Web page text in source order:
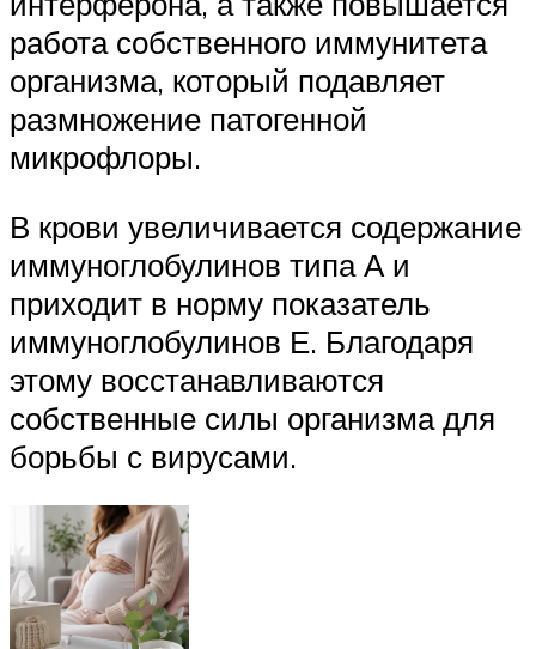
работа собственного иммунитета
организма, который подавляет
размножение патогенной
микрофлоры.
В крови увеличивается содержание
иммуноглобулинов типа А и
приходит в норму показатель
иммуноглобулинов Е. Благодаря
этому восстанавливаются
собственные силы организма для
борьбы с вирусами.